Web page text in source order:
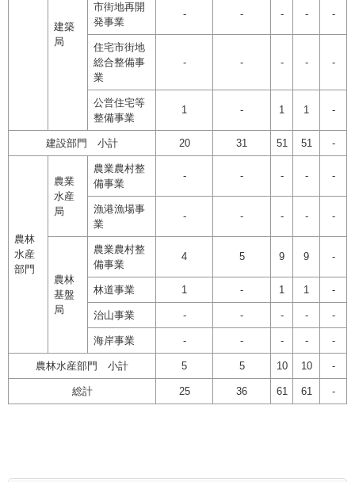
建築
局
市街地再開
発事業
- - - - -
住宅市街地
総合整備事
業
- - - - -
公営住宅等
整備事業
1 - 1 1 -
建設部門 小計 20 31 51 51 -
農林
水産
部門
農業
水産
局
農業農村整
備事業
- - - - -
漁港漁場事
業
- - - - -
農林
基盤
局
農業農村整
備事業
4 5 9 9 -
林道事業 1 - 1 1 -
治山事業 - - - - -
海岸事業 - - - - -
農林水産部門 小計 5 5 10 10 -
総計 25 36 61 61 -